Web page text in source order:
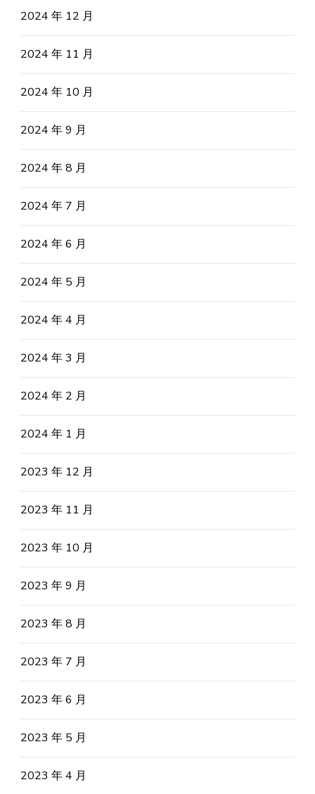
2024 年 12 月
2024 年 11 月
2024 年 10 月
2024 年 9 月
2024 年 8 月
2024 年 7 月
2024 年 6 月
2024 年 5 月
2024 年 4 月
2024 年 3 月
2024 年 2 月
2024 年 1 月
2023 年 12 月
2023 年 11 月
2023 年 10 月
2023 年 9 月
2023 年 8 月
2023 年 7 月
2023 年 6 月
2023 年 5 月
2023 年 4 月